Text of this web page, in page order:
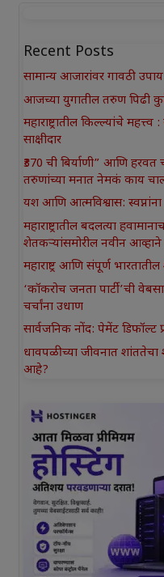
Recent Posts
सामान्य आजारांवर गावठी
आजच्या युगातील तरुण पिढी
महाराष्ट्रातील किल्ल्यांचे
साक्षीदार
₹370 ची बिर्याणी” आणि
तरुणांच्या मनात नेमकं काय
यश आणि आत्मविश्वास:
महाराष्ट्रातील बदलत्या
शेतकऱ्यांसमोरील नवीन
महाराष्ट्र आणि संपूर्ण
‘कॉकरोच जनता पार्टी’ची
चर्चांना उधाण
सार्वजनिक नोंद: पेमेंट
धावपळीच्या जीवनात
आहे?